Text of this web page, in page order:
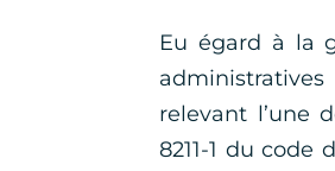
Eu égard à la
relevant l’une
8211-1 du